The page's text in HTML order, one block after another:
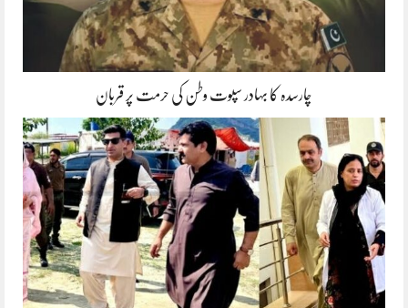
چارسدہ کا بہادر سپوت وطن کی حرمت پر قربان